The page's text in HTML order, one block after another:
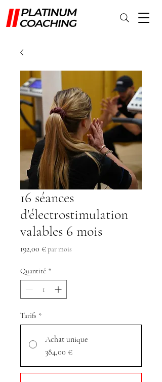
16 séances
d'électrostimulation
valables 6 mois
192,00 €Prix
par mois
Quantité *
Tarifs *
Achat unique
384,00 €